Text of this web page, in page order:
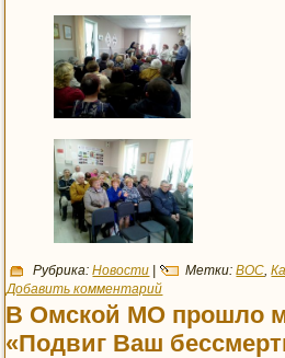
Рубрика: Новости | Метки: ВОС ,
Добавить комментарий
В Омской МО прошло
«Подвиг Ваш